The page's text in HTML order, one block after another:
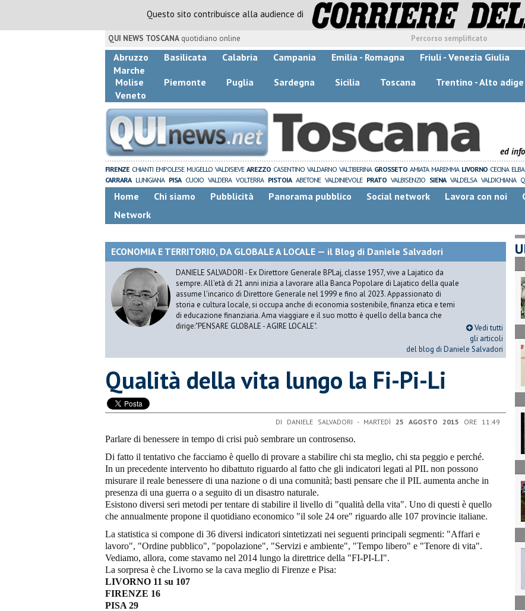
Questo sito contribuisce alla audience di
QUI NEWS TOSCANA quotidiano online Percorso semplificato
Abruzzo Basilicata Calabria Campania Emilia - Romagna Friuli - Venezia Giulia
Marche
Molise
Piemonte Puglia Sardegna Sicilia Toscana Trentino - Alto adige
Veneto
ed
FIRENZE CHIANTI EMPOLESE MUGELLO VALDISIEVE AREZZO CASENTINO VALDARNO VALTIBERINA GROSSETO AMIATA MAREMMA LIVORNO CECINA ELBA
CARRARA LUNIGIANA PISA CUOIO VALDERA VOLTERRA PISTOIA ABETONE VALDINIEVOLE PRATO VALBISENZIO SIENA VALDELSA VALDICHIANA
Home Chi siamo Pubblicità Panorama pubblico Social network Lavora con noi
Network
ECONOMIA E TERRITORIO, DA GLOBALE A LOCALE — il Blog di Daniele Salvadori
DANIELE SALVADORI - Ex Direttore Generale BPLaj, classe 1957, vive a Lajatico da
sempre. All'età di 21 anni inizia a lavorare alla Banca Popolare di Lajatico della quale
assume l'incarico di Direttore Generale nel 1999 e fino al 2023. Appassionato di
storia e cultura locale, si occupa anche di economia sostenibile, finanza etica e temi
di educazione finanziaria. Ama viaggiare e il suo motto è quello della banca che
dirige:"PENSARE GLOBALE - AGIRE LOCALE".
Vedi tutti
gli articoli
del blog di Daniele Salvadori
Qualità della vita lungo la Fi-Pi-Li
DI DANIELE SALVADORI - MARTEDÌ 25 AGOSTO 2015 ORE 11:49
Parlare di benessere in tempo di crisi può sembrare un controsenso.
Di fatto il tentativo che facciamo è quello di provare a stabilire chi sta meglio, chi sta peggio e perché.
In un precedente intervento ho dibattuto riguardo al fatto che gli indicatori legati al PIL non possono
misurare il reale benessere di una nazione o di una comunità; basti pensare che il PIL aumenta anche in
presenza di una guerra o a seguito di un disastro naturale.
Esistono diversi seri metodi per tentare di stabilire il livello di "qualità della vita". Uno di questi è quello
che annualmente propone il quotidiano economico "il sole 24 ore" riguardo alle 107 provincie italiane.
La statistica si compone di 36 diversi indicatori sintetizzati nei seguenti principali segmenti: "Affari e
lavoro", "Ordine pubblico", "popolazione", "Servizi e ambiente", "Tempo libero" e "Tenore di vita".
Vediamo, allora, come stavamo nel 2014 lungo la direttrice della "FI-PI-LI".
La sorpresa è che Livorno se la cava meglio di Firenze e Pisa:
LIVORNO 11 su 107
FIRENZE 16
PISA 29